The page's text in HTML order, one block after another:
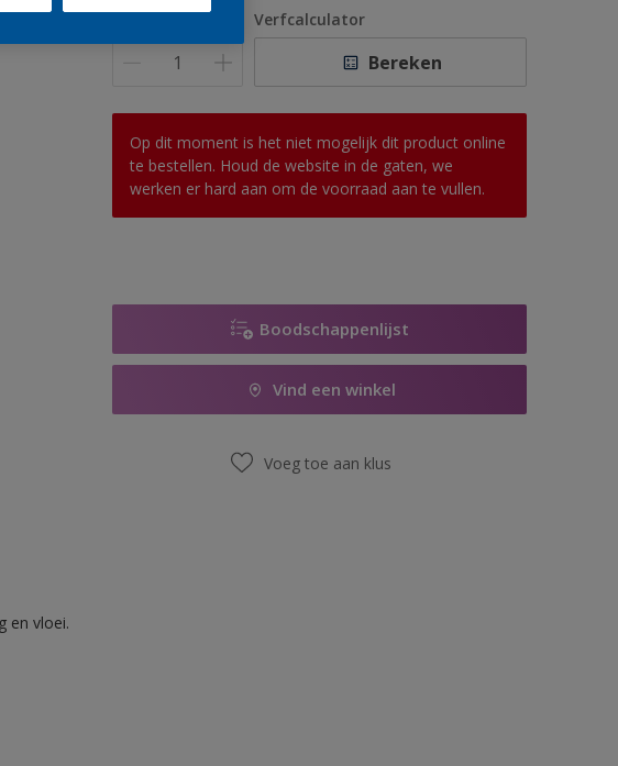
Aantal Verfcalculator
Bereken
Op dit moment is het niet mogelijk dit product online
te bestellen. Houd de website in de gaten, we
werken er hard aan om de voorraad aan te vullen.
Boodschappenlijst
Vind een winkel
Voeg toe aan klus
en vloei.